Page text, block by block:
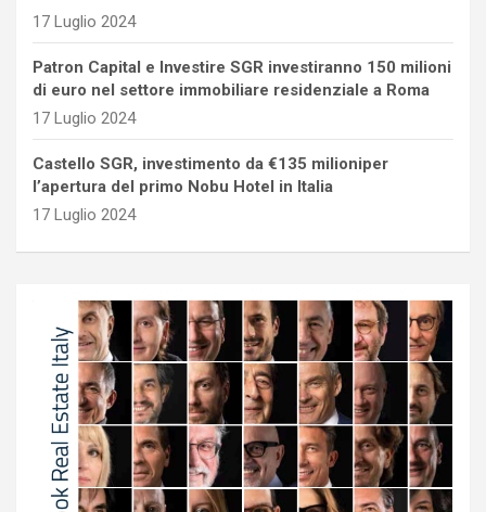
17 Luglio 2024
Patron Capital e Investire SGR investiranno 150 milioni
di euro nel settore immobiliare residenziale a Roma
17 Luglio 2024
Castello SGR, investimento da €135 milioniper
l’apertura del primo Nobu Hotel in Italia
17 Luglio 2024